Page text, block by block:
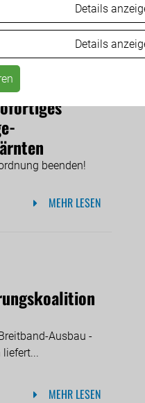
Details
Details
MEHR LESEN
beenden!
MEHR LESEN
Ausbau -
MEHR LESEN